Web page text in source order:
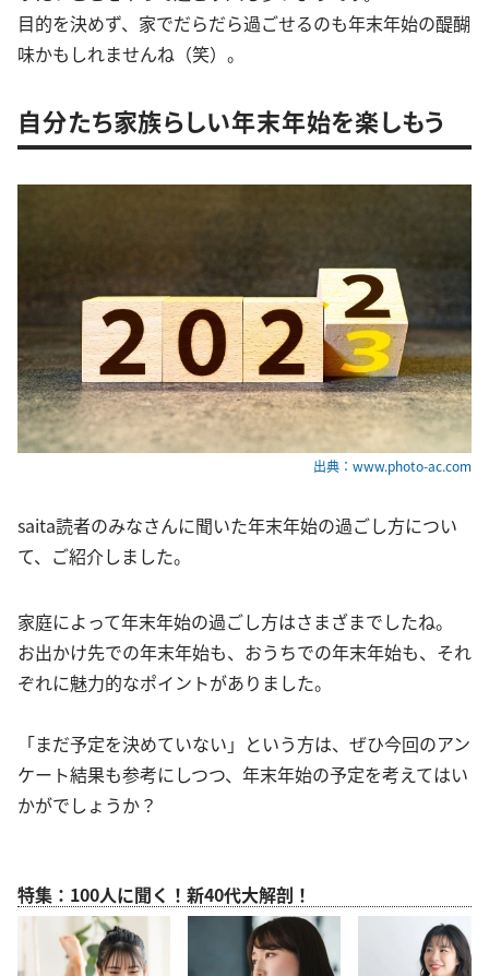
目的を決めず、家でだらだら過ごせるのも年末年始の醍醐
味かもしれませんね（笑）。
自分たち家族らしい年末年始を楽しもう
出典：www.photo-ac.com
saita読者のみなさんに聞いた年末年始の過ごし方につい
て、ご紹介しました。
家庭によって年末年始の過ごし方はさまざまでしたね。
お出かけ先での年末年始も、おうちでの年末年始も、それ
ぞれに魅力的なポイントがありました。
「まだ予定を決めていない」という方は、ぜひ今回のアン
ケート結果も参考にしつつ、年末年始の予定を考えてはい
かがでしょうか？
特集：100人に聞く！新40代大解剖！